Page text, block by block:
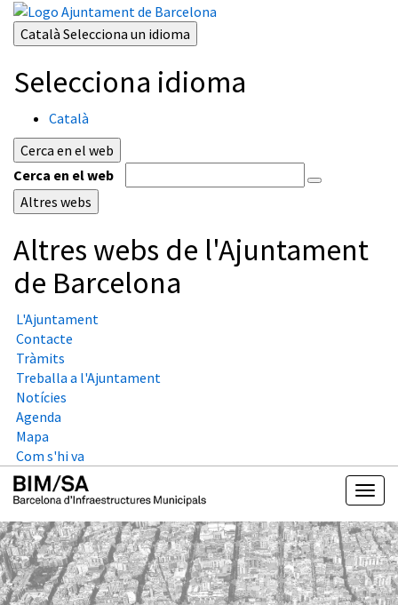
Català Selecciona un idioma
Selecciona idioma
Català
Cerca en el web
Cerca en el web
Altres webs
Altres webs de l'Ajuntament
de Barcelona
L'Ajuntament
Contacte
Tràmits
Treballa a l'Ajuntament
Notícies
Agenda
Mapa
Com s'hi va